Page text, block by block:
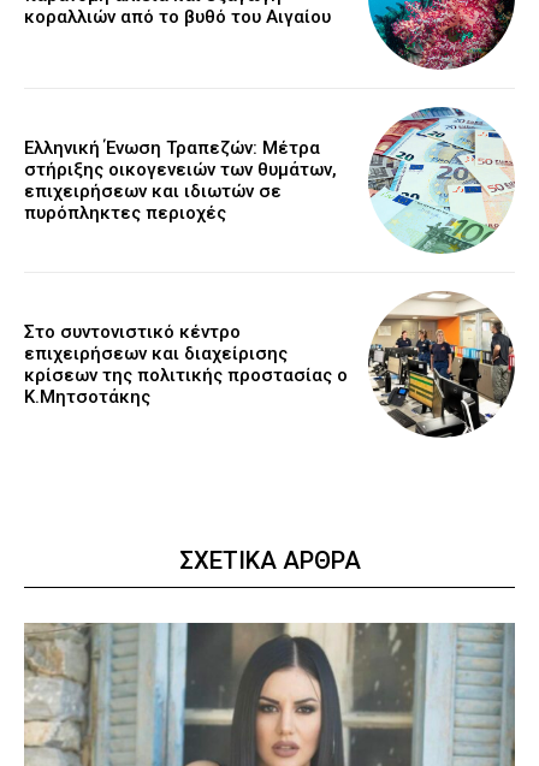
κοραλλιών από το βυθό του Αιγαίου
Ελληνική Ένωση Τραπεζών: Μέτρα
στήριξης οικογενειών των θυμάτων,
επιχειρήσεων και ιδιωτών σε
πυρόπληκτες περιοχές
Στο συντονιστικό κέντρο
επιχειρήσεων και διαχείρισης
κρίσεων της πολιτικής προστασίας ο
Κ.Μητσοτάκης
ΣΧΕΤΙΚΑ ΑΡΘΡΑ